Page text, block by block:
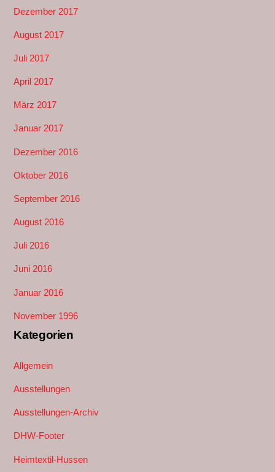
Dezember 2017
August 2017
Juli 2017
April 2017
März 2017
Januar 2017
Dezember 2016
Oktober 2016
September 2016
August 2016
Juli 2016
Juni 2016
Januar 2016
November 1996
Kategorien
Allgemein
Ausstellungen
Ausstellungen-Archiv
DHW-Footer
Heimtextil-Hussen